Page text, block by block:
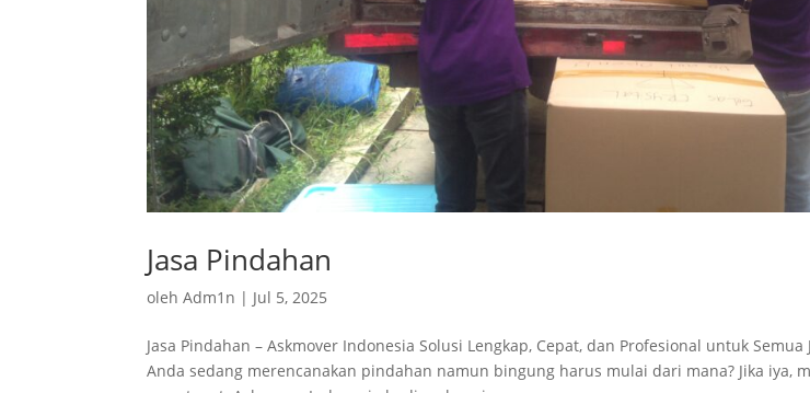
Jasa Pindahan
olehAdm1n | Jul 5, 2025
Jasa Pindahan – Askmover Indonesia Solusi Lengkap, Cepat, dan Profesional untuk Semua
Anda sedang merencanakan pindahan namun bingung harus mulai dari mana? Jika iya,